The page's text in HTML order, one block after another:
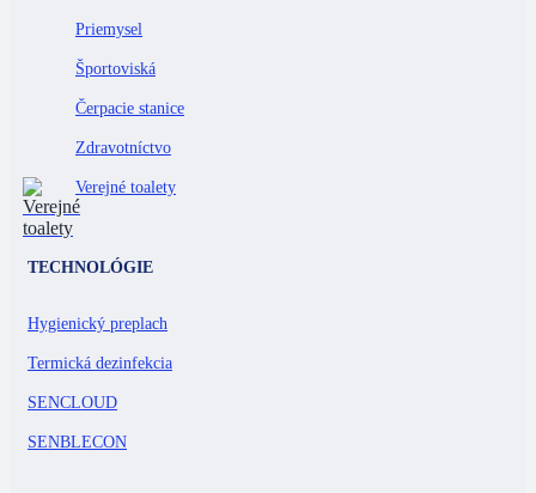
Priemysel
Športoviská
Čerpacie stanice
Zdravotníctvo
Verejné toalety
TECHNOLÓGIE
Hygienický preplach
Termická dezinfekcia
SENCLOUD
SENBLECON